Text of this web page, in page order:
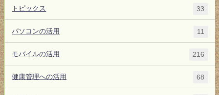
トピックス 33
パソコンの活用 11
モバイルの活用 216
健康管理への活用 68